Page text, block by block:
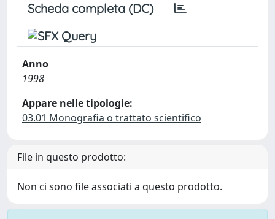
Scheda completa (DC)
Anno
1998
Appare nelle tipologie:
03.01 Monografia o trattato scientifico
File in questo prodotto:
Non ci sono file associati a questo prodotto.